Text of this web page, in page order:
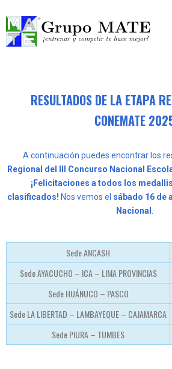
te hace mejor!
RESULTADOS DE LA ETAPA
CONEMATE
A continuación puedes encontrar los
Regional del III Concurso Nacional
¡Felicitaciones a todos los
clasificados! Nos vemos el sábado 16 de
Nacional .
Sede ANCASH
Sede AYACUCHO – ICA – LIMA PROVINCIAS
Sede HUÁNUCO – PASCO
Sede LA LIBERTAD – LAMBAYEQUE – CAJAMARCA
Sede PIURA – TUMBES